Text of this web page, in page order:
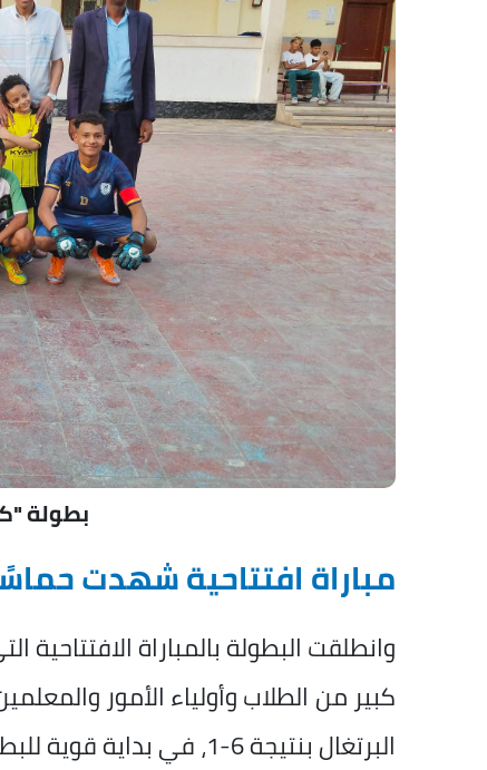
بطولة
مباراة افتتاحية شهدت
وانطلقت البطولة بالمباراة
كبير من الطلاب وأولياء الأمور
البرتغال بنتيجة 6-1، في بداية قوية للبطولة.